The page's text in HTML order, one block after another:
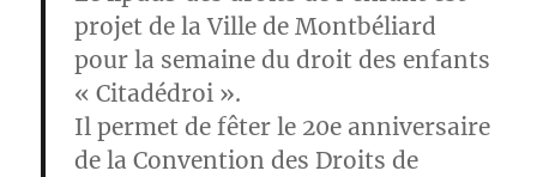
projet de la Ville de Montbéliard
pour la semaine du droit des enfants
« Citadédroi ».
Il permet de fêter le 20e anniversaire
de la Convention des Droits de